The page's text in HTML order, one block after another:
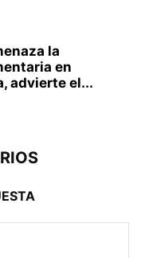
la
en
advierte el...